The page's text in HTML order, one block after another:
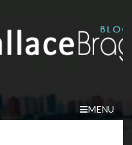
MENU